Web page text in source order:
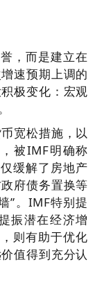
，而是建立在
速预期上调的
极变化：宏观
宽松措施，以
被IMF明确称
缓解了房地产
府债务置换等
”。IMF特别提
振潜在经济增
则有助于优化
值得到充分认